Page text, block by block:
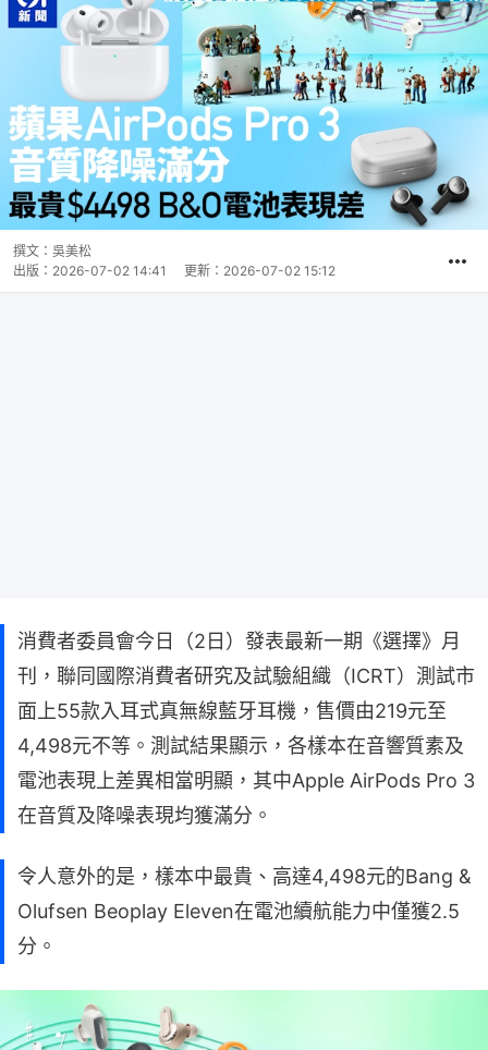
撰文： 吳美松
出版： 2026-07-02 14:41 更新： 2026-07-02 15:12
消費者委員會今日（2日）發表最新一期《選擇》月
刊，聯同國際消費者研究及試驗組織（ICRT）測試市
面上55款入耳式真無線藍牙耳機，售價由219元至
4,498元不等。測試結果顯示，各樣本在音響質素及
電池表現上差異相當明顯，其中Apple AirPods Pro 3
在音質及降噪表現均獲滿分。
令人意外的是，樣本中最貴、高達4,498元的Bang &
Olufsen Beoplay Eleven在電池續航能力中僅獲2.5
分。